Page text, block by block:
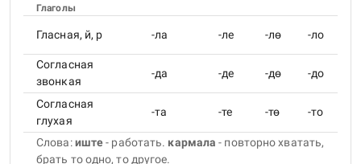
Глаголы
Гласная, й, р -ла -ле -лө -ло
Согласная
звонкая
-да -де -дө -до
Согласная
глухая
-та -те -тө -то
Слова:иште- работать. кармала - повторно хватать,
брать то одно, то другое.